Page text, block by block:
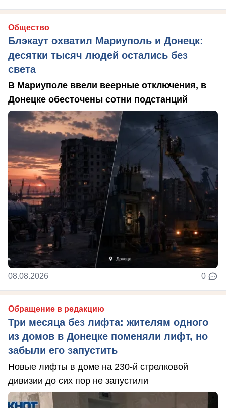
Общество
Блэкаут охватил Мариуполь и Донецк:
десятки тысяч людей остались без
света
В Мариуполе ввели веерные отключения, в
Донецке обесточены сотни подстанций
08.08.2026 0
Обращение в редакцию
Три месяца без лифта: жителям одного
из домов в Донецке поменяли лифт, но
забыли его запустить
Новые лифты в доме на 230-й стрелковой
дивизии до сих пор не запустили